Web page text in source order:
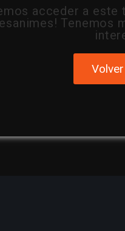
acceder a este
Tenemos